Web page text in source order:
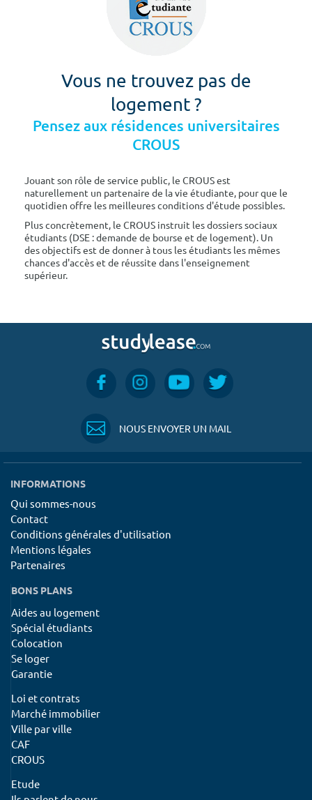
Vous ne trouvez pas de
logement ?
Pensez aux résidences universitaires
CROUS
Jouant son rôle de service public, le CROUS est
naturellement un partenaire de la vie étudiante, pour que le
quotidien offre les meilleures conditions d'étude possibles.
Plus concrètement, le CROUS instruit les dossiers sociaux
étudiants (DSE : demande de bourse et de logement). Un
des objectifs est de donner à tous les étudiants les mêmes
chances d'accès et de réussite dans l'enseignement
supérieur.
NOUS ENVOYER UN MAIL
INFORMATIONS
Qui sommes-nous
Contact
Conditions générales d'utilisation
Mentions légales
Partenaires
BONS PLANS
Aides au logement
Spécial étudiants
Colocation
Se loger
Garantie
Loi et contrats
Marché immobilier
Ville par ville
CAF
CROUS
Etude